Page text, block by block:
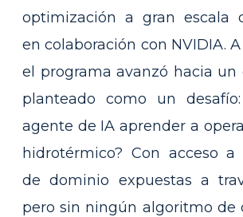
optimización a gran escala
en colaboración con NVIDIA.
el programa avanzó hacia un
planteado como un
agente de IA aprender a
hidrotérmico? Con acceso a
de dominio expuestas a
pero sin ningún algoritmo de